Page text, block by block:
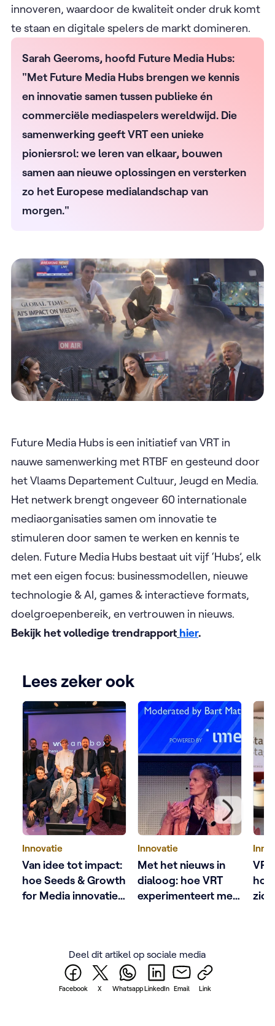
innoveren, waardoor de kwaliteit onder druk komt
te staan en digitale spelers de markt domineren.
Sarah Geeroms, hoofd Future Media Hubs:
"Met Future Media Hubs brengen we kennis
en innovatie samen tussen publieke én
commerciële mediaspelers wereldwijd. Die
samenwerking geeft VRT een unieke
pioniersrol: we leren van elkaar, bouwen
samen aan nieuwe oplossingen en versterken
zo het Europese medialandschap van
morgen."
Future Media Hubs is een initiatief van VRT in
nauwe samenwerking met RTBF en gesteund door
het Vlaams Departement Cultuur, Jeugd en Media.
Het netwerk brengt ongeveer 60 internationale
mediaorganisaties samen om innovatie te
stimuleren door samen te werken en kennis te
delen. Future Media Hubs bestaat uit vijf ‘Hubs’, elk
met een eigen focus: businessmodellen, nieuwe
technologie & AI, games & interactieve formats,
doelgroepenbereik, en vertrouwen in nieuws.
Bekijk het volledige trendrapport hier.
Lees zeker ook
Innovatie
Van idee tot impact:
hoe Seeds & Growth
for Media innovatie
Innovatie
Met het nieuws in
dialoog: hoe VRT
experimenteert met
hoe
Deel dit artikel op sociale media
Facebook X WhatsappLinkedIn Email Link